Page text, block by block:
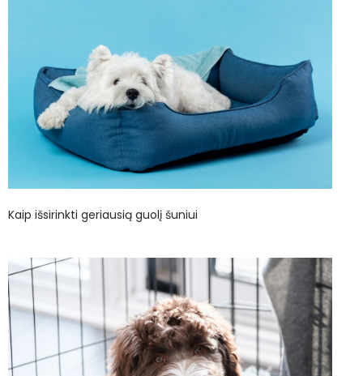
Kaip išsirinkti geriausią guolį šuniui